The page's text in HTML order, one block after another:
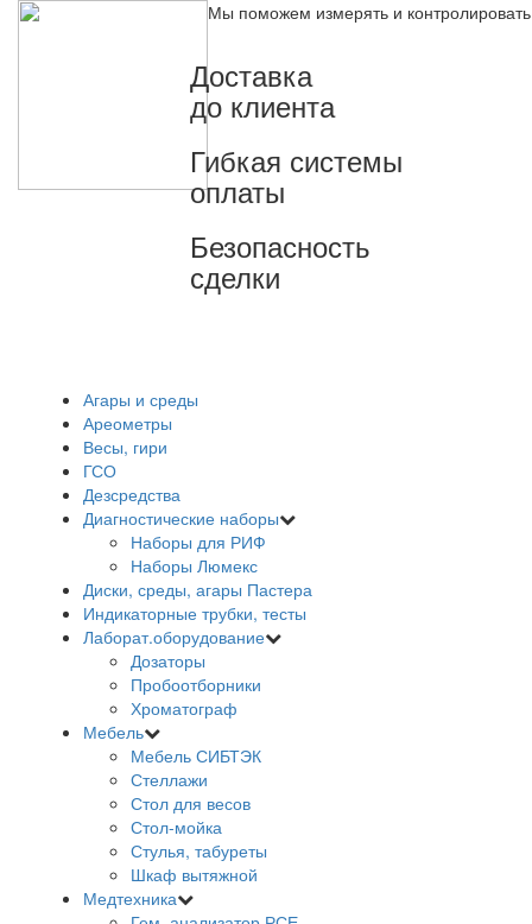
Мы поможем измерять и
Доставка
до клиента
Гибкая системы
оплаты
Безопасность
сделки
Агары и среды
Ареометры
Весы, гири
ГСО
Дезсредства
Диагностические наборы
Наборы для РИФ
Наборы Люмекс
Диски, среды, агары Пастера
Индикаторные трубки, тесты
Лаборат.оборудование
Дозаторы
Пробоотборники
Хроматограф
Мебель
Мебель СИБТЭК
Стеллажи
Стол для весов
Стол-мойка
Стулья, табуреты
Шкаф вытяжной
Медтехника